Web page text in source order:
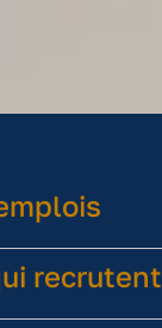
recrutent